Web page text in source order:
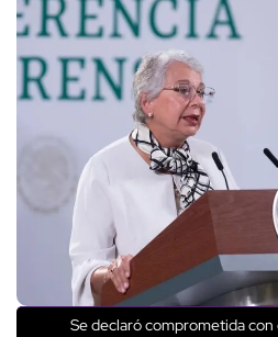
Se declaró comprometida